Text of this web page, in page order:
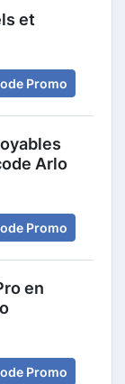
et
Promo
Arlo
Promo
en
Promo